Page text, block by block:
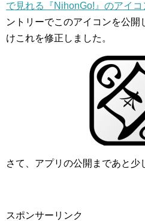
で見れる『NihonGo!』のアイコ
ントリーでこのアイコンを公
けこれを修正しました。
さて、アプリの公開まであと少
スポンサーリンク